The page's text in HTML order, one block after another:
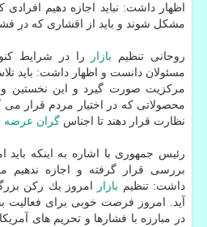
اظهار داشت: نباید اجازه دهیم
مشكل شوند و باید از اقشاری كه در
روحانی تنظیم بازار
را در شرایط
مسئولان دانست و اظهار داشت: باید
مركزیت صورت گیرد و این نخستین
محصولاتی كه در اختیار مردم قرار
نظارت قرار دهند تا اجناس گران عرضه
رئیس جمهوری با اشاره به اینكه
بررسی قرار گرفته و اجازه ندهیم
داشت: تنظیم بازار
امروز یك ركن
آید. امروز فرصت خوبی برای
در مبارزه با فشارها و تحریم های